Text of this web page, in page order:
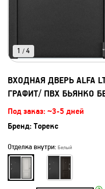
1 / 4
ВХОДНАЯ ДВЕРЬ ALFA
ГРАФИТ/ ПВХ БЬЯНКО
Под заказ: ~3-5 дней
Бренд: Торекс
Отделка внутри: Белый